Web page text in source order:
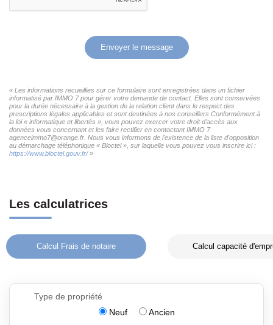
Envoyer le message
« Les informations recueillies sur ce formulaire sont enregistrées dans un fichier
informatisé par IMMO 7 pour gérer votre demande de contact. Elles sont conservées
pour la durée nécessaire à la gestion de la relation client dans le respect des
prescriptions légales applicables et sont destinées à nos conseillers Conformément à
la loi « informatique et libertés », vous pouvez exercer votre droit d'accès aux
données vous concernant et les faire rectifier en contactant IMMO 7
agenceimmo7@orange.fr. Nous vous informons de l'existence de la liste d'opposition
au démarchage téléphonique « Bloctel », sur laquelle vous pouvez vous inscrire ici :
https://www.bloctel.gouv.fr/»
Les calculatrices
Calcul Frais de notaire Calcul capacité